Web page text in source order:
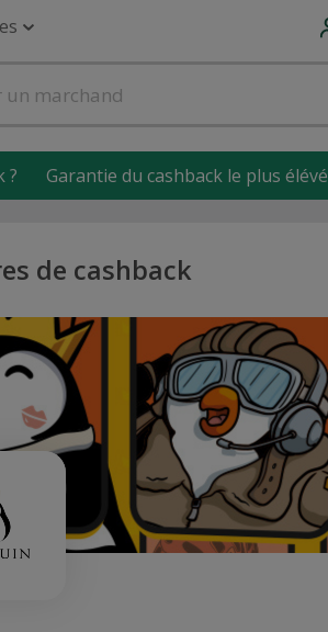
? Garantie du cashback le plus élévé
de cashback